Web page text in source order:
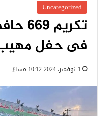
Uncategorized
فى حفل
1 نوفمبر، 2024 10:12 مساءً